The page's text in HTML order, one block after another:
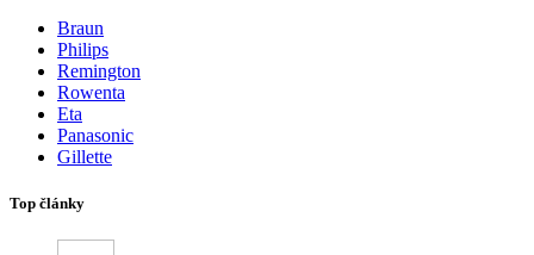
Braun
Philips
Remington
Rowenta
Eta
Panasonic
Gillette
Top články